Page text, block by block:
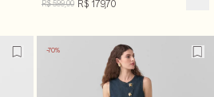
R$ 599,00 R$ 179,70
-70%